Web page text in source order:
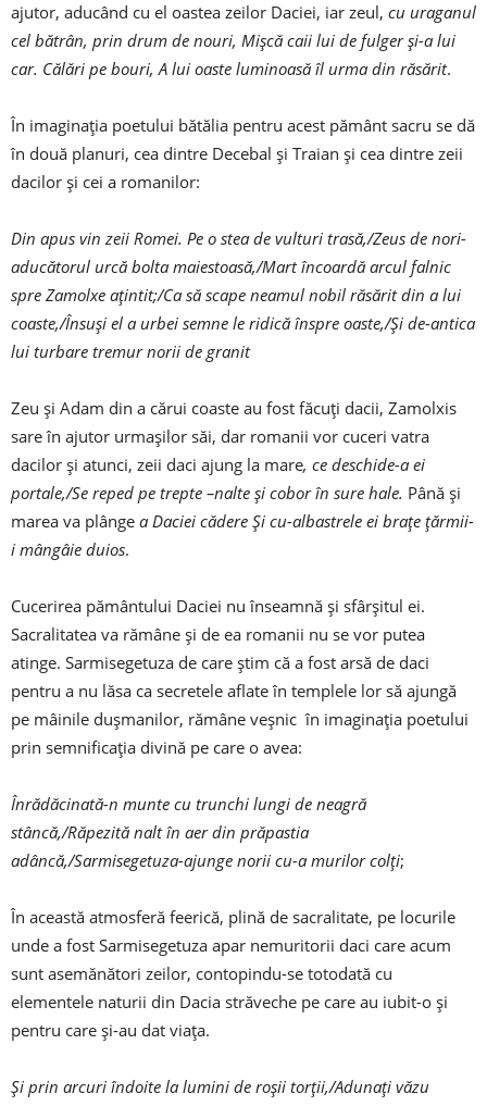
ajutor, aducând cu el oastea zeilor Daciei, iar zeul, cu uraganul
cel bătrân, prin drum de nouri, Mișcă caii lui de fulger și-a lui
car. Călări pe bouri, A lui oaste luminoasă îl urma din răsărit.
În imaginația poetului bătălia pentru acest pământ sacru se dă
în două planuri, cea dintre Decebal și Traian și cea dintre zeii
dacilor și cei a romanilor:
Din apus vin zeii Romei. Pe o stea de vulturi trasă,/Zeus de nori-
aducătorul urcă bolta maiestoasă,/Mart încoardă arcul falnic
spre Zamolxe ațintit;/Ca să scape neamul nobil răsărit din a lui
coaste,/Însuși el a urbei semne le ridică înspre oaste,/Și de-antica
lui turbare tremur norii de granit
Zeu și Adam din a cărui coaste au fost făcuți dacii, Zamolxis
sare în ajutor urmașilor săi, dar romanii vor cuceri vatra
dacilor și atunci, zeii daci ajung la mare, ce deschide-a ei
portale,/Se reped pe trepte –nalte și cobor în sure hale. Până și
marea va plânge a Daciei cădere Și cu-albastrele ei brațe țărmii-
i mângâie duios.
Cucerirea pământului Daciei nu înseamnă și sfârșitul ei.
Sacralitatea va rămâne și de ea romanii nu se vor putea
atinge. Sarmisegetuza de care știm că a fost arsă de daci
pentru a nu lăsa ca secretele aflate în templele lor să ajungă
pe mâinile dușmanilor, rămâne veșnic în imaginația poetului
prin semnificația divină pe care o avea:
Înrădăcinată-n munte cu trunchi lungi de neagră
stâncă,/Răpezită nalt în aer din prăpastia
adâncă,/Sarmisegetuza-ajunge norii cu-a murilor colți;
În această atmosferă feerică, plină de sacralitate, pe locurile
unde a fost Sarmisegetuza apar nemuritorii daci care acum
sunt asemănători zeilor, contopindu-se totodată cu
elementele naturii din Dacia străveche pe care au iubit-o și
pentru care și-au dat viața.
Și prin arcuri îndoite la lumini de roșii torții,/Adunați văzu